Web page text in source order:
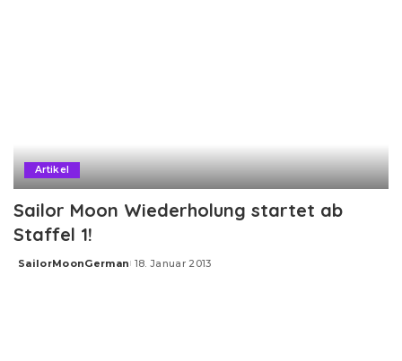
Artikel
Sailor Moon Wiederholung startet ab
Staffel 1!
Posted
SailorMoonGerman 18. Januar 2013